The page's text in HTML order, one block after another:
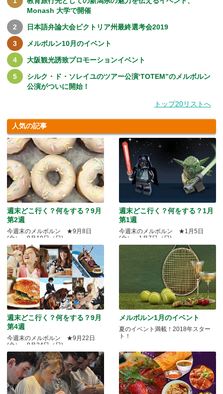
Monash 大学で開催
日本語弁論大会ビクトリア州最終選考会2019
メルボルン10月のイベント
大阪観光誘致プロモーションイベント
シルク・ド・ソレイユのツアー公演‘TOTEM”のメルボルン
公演がついに開始！
トップ20リストへ
人気の記事
週末どこ行く？何をする？9月
第2週
今週末のメルボルン ★9月8日
(金）～9月10日（日)
週末どこ行く？何をする？1月
第1週
今週末のメルボルン ★1月5日
(金）～1月7日（日)
週末どこ行く？何をする？9月
第4週
今週末のメルボルン ★9月22日
(金）～9月24日（日)
メルボルン1月のイベント
夏のイベント満載！2018年スター
ト！